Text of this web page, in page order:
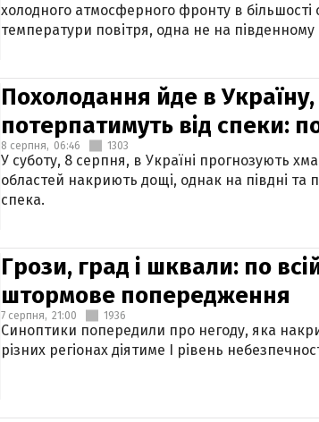
холодного атмосферного фронту в більшості
температури повітря, одна не на південному
Похолодання йде в Україну,
потерпатимуть від спеки:
8 серпня, 06:46 1303
У суботу, 8 серпня, в Україні прогнозують
областей накриють дощі, однак на півдні та
спека.
Грози, град і шквали: по
штормове попередження
7 серпня, 21:00 1936
Синоптики попередили про негоду, яка
різних регіонах діятиме І рівень